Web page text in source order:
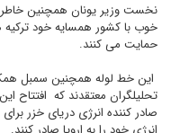
نخست وزیر یونان همچنین خاطر
خوب با کشور همسایه خود ترکیه
حمایت می کنند.
این خط لوله همچنین سمبل
تحلیلگران معتقدند که افتتاح
صادر کننده انرژی دریای خزر